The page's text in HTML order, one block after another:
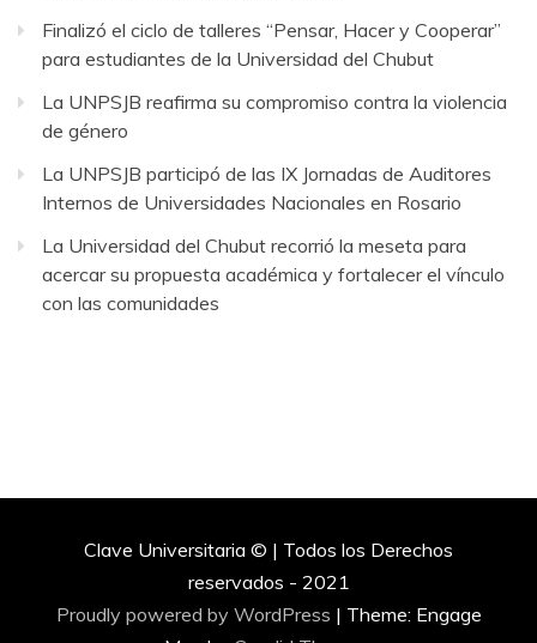
Finalizó el ciclo de talleres “Pensar, Hacer y Cooperar”
para estudiantes de la Universidad del Chubut
La UNPSJB reafirma su compromiso contra la violencia
de género
La UNPSJB participó de las IX Jornadas de Auditores
Internos de Universidades Nacionales en Rosario
La Universidad del Chubut recorrió la meseta para
acercar su propuesta académica y fortalecer el vínculo
con las comunidades
Clave Universitaria © | Todos los Derechos
reservados - 2021
Proudly powered by WordPress | Theme: Engage